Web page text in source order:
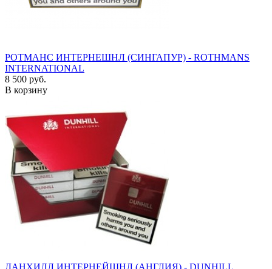
РОТМАНС ИНТЕРНЕШНЛ (СИНГАПУР) - ROTHMANS
INTERNATIONAL
8 500 руб.
В корзину